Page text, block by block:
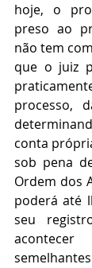
hoje, o
preso ao
não tem
que o juiz
processo,
conta
sob pena
Ordem dos
poderá até
seu